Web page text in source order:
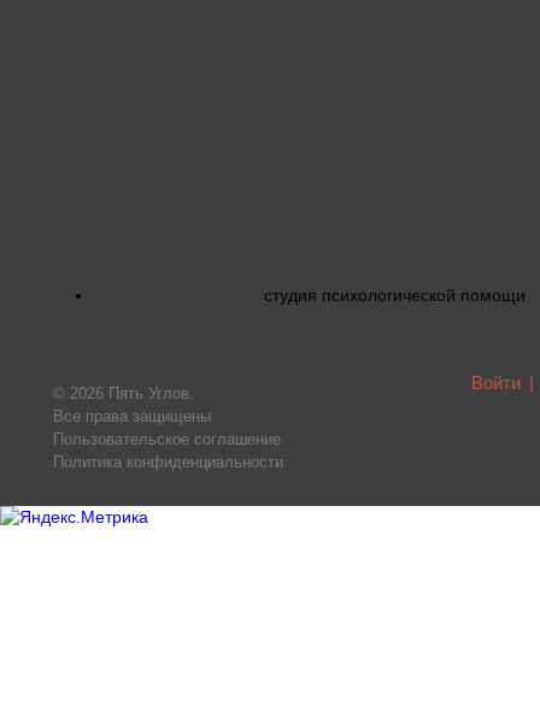
студия психологической помощи
© 2026 Пять Углов.
Все права защищены
Пользовательское соглашение
Политика конфиденциальности
Войти